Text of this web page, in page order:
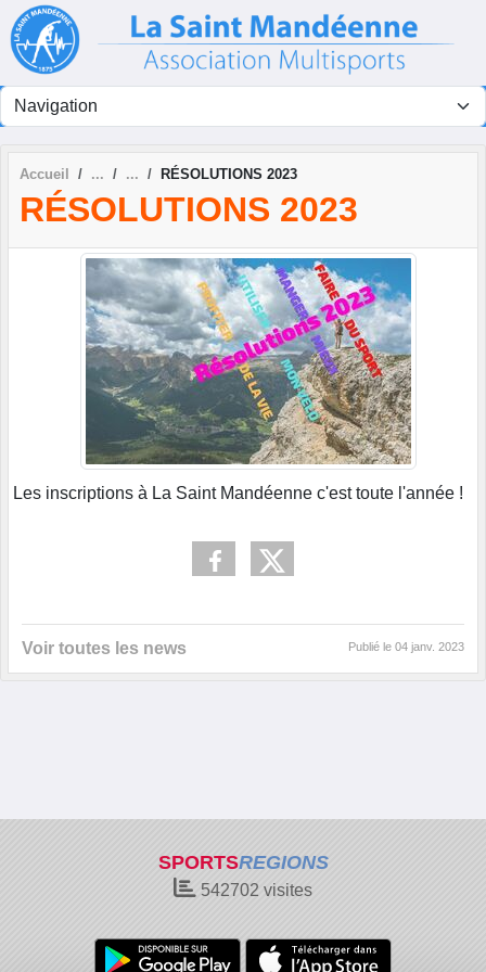
Accueil RÉSOLUTIONS 2023
RÉSOLUTIONS 2023
Les inscriptions à La Saint Mandéenne c'est toute l'année !
Voir toutes les news Publié le 04 janv. 2023
SPORTSREGIONS
542702 visites
Panneau de gestion des cookies